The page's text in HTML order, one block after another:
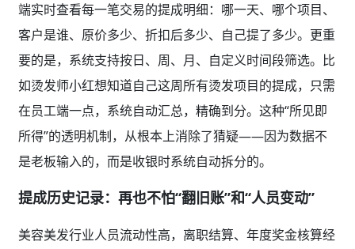
端实时查看每一笔交易的提成明细：哪一天、哪个项目、
客户是谁、原价多少、折扣后多少、自己提了多少。更重
要的是，系统支持按日、周、月、自定义时间段筛选。比
如烫发师小红想知道自己这周所有烫发项目的提成，只需
在员工端一点，系统自动汇总，精确到分。这种“所见即
所得”的透明机制，从根本上消除了猜疑——因为数据不
是老板输入的，而是收银时系统自动拆分的。
提成历史记录：再也不怕“翻旧账”和“人员变动”
美容美发行业人员流动性高，离职结算、年度奖金核算经